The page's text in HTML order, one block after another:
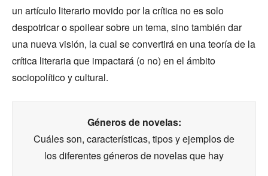
un artículo literario movido por la crítica no es solo
despotricar o spoilear sobre un tema, sino también dar
una nueva visión, la cual se convertirá en una teoría de la
crítica literaria que impactará (o no) en el ámbito
sociopolítico y cultural.
Géneros de novelas:
Cuáles son, características, tipos y ejemplos de
los diferentes géneros de novelas que hay